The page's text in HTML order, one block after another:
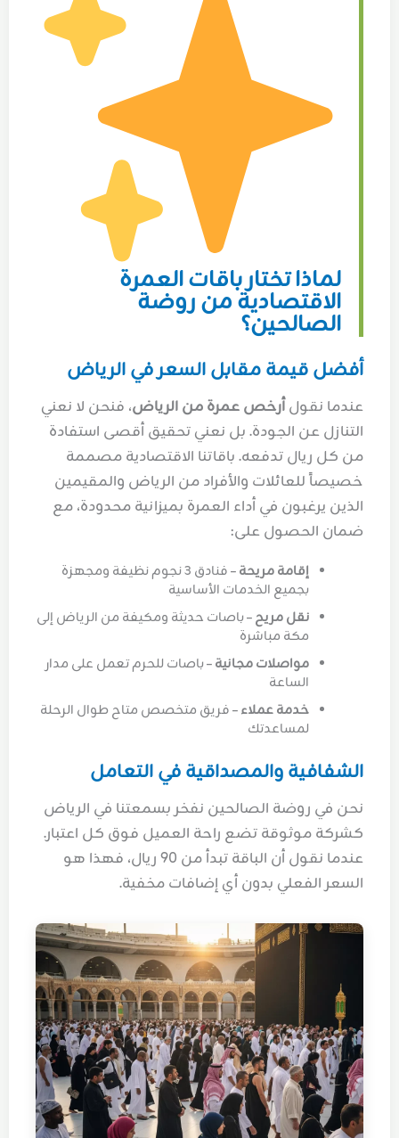
لماذا تختار باقات العمرة
الاقتصادية من روضة
الصالحين؟
أفضل قيمة مقابل السعر في الرياض
عندما نقولأرخص عمرة من الرياض، فنحن لا نعني
التنازل عن الجودة. بل نعني تحقيق أقصى استفادة
من كل ريال تدفعه. باقاتنا الاقتصادية مصممة
خصيصاً للعائلات والأفراد من الرياض والمقيمين
الذين يرغبون في أداء العمرة بميزانية محدودة، مع
ضمان الحصول على:
إقامة مريحة
– فنادق 3 نجوم نظيفة ومجهزة
بجميع الخدمات الأساسية
نقل مريح– باصات حديثة ومكيفة من الرياض إلى
مكة مباشرة
مواصلات مجانية– باصات للحرم تعمل على مدار
الساعة
خدمة عملاء– فريق متخصص متاح طوال الرحلة
لمساعدتك
الشفافية والمصداقية في التعامل
نحن في روضة الصالحين نفخر بسمعتنا في الرياض
كشركة موثوقة تضع راحة العميل فوق كل اعتبار.
عندما نقول أن الباقة تبدأ من 90 ريال، فهذا هو
السعر الفعلي بدون أي إضافات مخفية.